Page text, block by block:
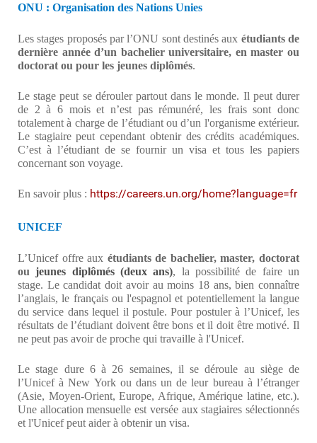
ONU : Organisation des Nations Unies
Les stages proposés par l’ONU sont destinés aux étudiants de
dernière année d’un bachelier universitaire, en master ou
doctorat ou pour les jeunes diplômés.
Le stage peut se dérouler partout dans le monde. Il peut durer
de 2 à 6 mois et n’est pas rémunéré, les frais sont donc
totalement à charge de l’étudiant ou d’un l'organisme extérieur.
Le stagiaire peut cependant obtenir des crédits académiques.
C’est à l’étudiant de se fournir un visa et tous les papiers
concernant son voyage.
En savoir plus : https://careers.un.org/home?language=fr
UNICEF
L’Unicef offre aux étudiants de bachelier, master, doctorat
oujeunes diplômés (deux ans), la possibilité de faire un
stage. Le candidat doit avoir au moins 18 ans, bien connaître
l’anglais, le français ou l'espagnol et potentiellement la langue
du service dans lequel il postule. Pour postuler à l’Unicef, les
résultats de l’étudiant doivent être bons et il doit être motivé. Il
ne peut pas avoir de proche qui travaille à l'Unicef.
Le stage dure 6 à 26 semaines, il se déroule au siège de
l’Unicef à New York ou dans un de leur bureau à l’étranger
(Asie, Moyen-Orient, Europe, Afrique, Amérique latine, etc.).
Une allocation mensuelle est versée aux stagiaires sélectionnés
et l'Unicef peut aider à obtenir un visa.